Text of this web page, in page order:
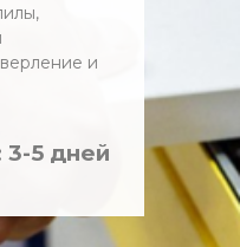
и
5 дней